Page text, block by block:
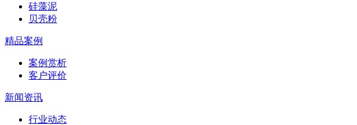
硅藻泥
贝壳粉
精品案例
案例赏析
客户评价
新闻资讯
行业动态